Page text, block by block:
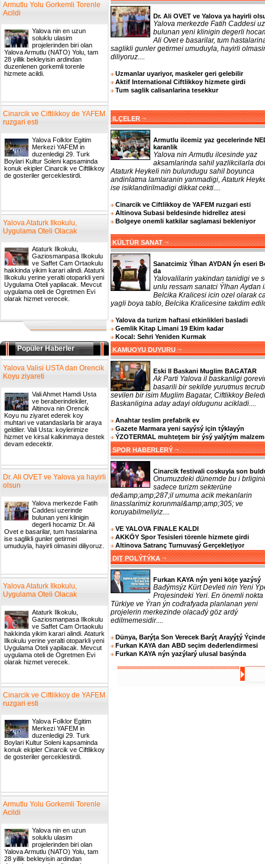
Armutlu Yolu Gorkemli Torenle
Acildi
Yalova nin en uzun
soluklu ulasim
projelerinden biri olan
Yalova Armutlu (NATO) Yolu, tam
28 yillik bekleyisin ardindan
duzenlenen gorkemli torenle
hizmete acildi.
Cinarcik ve Ciftlikkoy de YAFEM
ruzgari esti
Yalova Folklor Egitim
Merkezi YAFEM in
duzenledigi 29. Turk
Boylari Kultur Soleni kapsaminda
konuk ekipler Cinarcik ve Ciftlikkoy
de gosteriler gerceklestirdi.
Yalova Ataturk Ilkokulu,
Uygulama Oteli Olacak
Ataturk Ilkokulu,
Gaziosmanpasa Ilkokulu
ve Saffet Cam Ortaokulu
hakkinda yikim karari alindi. Ataturk
Ilkokulu yerine yeralti otoparkli yeni
Uygulama Oteli yapilacak. Mevcut
uygulama oteli de Ogretmen Evi
olarak hizmet verecek.
Popüler Haberler
Yalova Valisi USTA dan Orencik
Koyu ziyareti
Vali Ahmet Hamdi Usta
ve beraberindekiler,
Altinova nin Orencik
Koyu nu ziyaret ederek koy
muhtari ve vatandaslarla bir araya
geldiler. Vali Usta: koylerimize
hizmet ve kirsal kalkinmaya destek
devam edecektir.
Dr. Ali OVET ve Yalova ya hayirli
olsun
Yalova merkezde Fatih
Caddesi uzerinde
bulunan yeni klinigin
degerli hocamiz Dr. Ali
Ovet e basarilar, tum hastalarina
ise saglikli gunler getirmei
umuduyla, hayirli olmasini diliyoruz.
Yalova Ataturk Ilkokulu,
Uygulama Oteli Olacak
Ataturk Ilkokulu,
Gaziosmanpasa Ilkokulu
ve Saffet Cam Ortaokulu
hakkinda yikim karari alindi. Ataturk
Ilkokulu yerine yeralti otoparkli yeni
Uygulama Oteli yapilacak. Mevcut
uygulama oteli de Ogretmen Evi
olarak hizmet verecek.
Cinarcik ve Ciftlikkoy de YAFEM
ruzgari esti
Yalova Folklor Egitim
Merkezi YAFEM in
duzenledigi 29. Turk
Boylari Kultur Soleni kapsaminda
konuk ekipler Cinarcik ve Ciftlikkoy
de gosteriler gerceklestirdi.
Armutlu Yolu Gorkemli Torenle
Acildi
Yalova nin en uzun
soluklu ulasim
projelerinden biri olan
Yalova Armutlu (NATO) Yolu, tam
28 yillik bekleyisin ardindan
Dr. Ali OVET ve Yalova ya hayirli
Yalova merkezde Fatih Caddesi
bulunan yeni klinigin degerli
Ali Ovet e basarilar, tum
saglikli gunler getirmei umuduyla, hayirli
diliyoruz....
Uzmanlar uyariyor, maskeler geri gelebilir
Aktif International Ciftlikkoy hizmete girdi
Tum saglik calisanlarina tesekkur
ILÇELER ¬
Armutlu ilcemiz yaz gecelerinde
karanlik
Yalova nin Armutlu ilcesinde yaz
aksamlarinda sahil yazlikcilarla
Ataturk Heykeli nin bulundugu sahil boyunca
andinlatma lamlaranin yanmadigi, Ataturk
ise isiklandirilmadigi dikkat cekti....
Cinarcik ve Ciftlikkoy de YAFEM ruzgari esti
Altinova Subasi beldesinde hidrellez atesi
Bolgeye onemli katkilar saglamasi bekleniyor
KÜLTÜR SANAT ¬
Sanatcimiz Ýlhan AYDAN ýn eseri
da
Yalovalilarin yakindan tanidigi ve
unlu ressam sanatci Ýlhan Aydan
Belcika Kralicesi icin ozel olarak
yagli boya tablo, Belcika Kralicesine takdim
Yalova da turizm haftasi etkinlikleri basladi
Gemlik Kitap Limani 19 Ekim kadar
Kocal: Sehri Yeniden Kurmak
KAMUOYU DUYURU ¬
Eski Il Baskani Muglim BAGATAR
Ak Parti Yalova il baskanligi
basarili bir sekilde yurutmus
sevilen bir isim Muglim Bagatar, Ciftlikkoy
Baskanligina aday adayi oldugunu acikladi....
Anahtar teslim prefabrik ev
Gazete Marmara yeni sayýsý için týklayýn
ÝZOTERMAL muhteţem bir ýsý yalýtým
SPOR HABERLERÝ ¬
Cinarcik festivali coskuyla son
Onumuzdeki dünemde bu i
sadece turizm sekterüne
de&amp;amp;287;il umuma acik mekanlarin
linasslarimiz korunmal&amp;amp;305; ve
koruyabilmeliyiz....
VE YALOVA FINALE KALDI
AKKÖY Spor Tesisleri törenle hizmete girdi
Altinova Satranç Turnuvasý Gerçekleţiyor
DIŢ POLÝTÝKA ¬
Furkan KAYA nýn yeni köţe yazýsý
Bađýmsýz Kürt Devleti nin Yeni
Projesindeki Yeri. En önemli nokta
Türkiye ve Ýran ýn cođrafyada planlanan yeni
projelerin merkezinde olacađý göz ardý
edilmemesidir....
Dünya, Barýţa Son Verecek Barýţ Arayýţý Ýçinde
Furkan KAYA dan ABD seçim deđerlendirmesi
Furkan KAYA nýn yazýlarý ulusal basýnda